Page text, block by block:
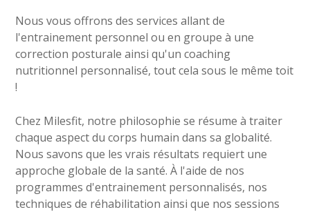
Nous vous offrons des services allant de
l'entrainement personnel ou en groupe à une
correction posturale ainsi qu'un coaching
nutritionnel personnalisé, tout cela sous le même toit
!
Chez Milesfit, notre philosophie se résume à traiter
chaque aspect du corps humain dans sa globalité.
Nous savons que les vrais résultats requiert une
approche globale de la santé. À l'aide de nos
programmes d'entrainement personnalisés, nos
techniques de réhabilitation ainsi que nos sessions